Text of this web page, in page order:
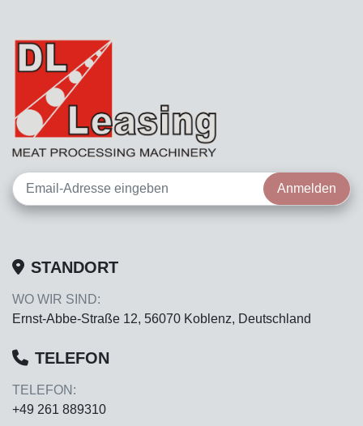
Anmelden
STANDORT
WO WIR SIND:
Ernst-Abbe-Straße 12, 56070 Koblenz, Deutschland
TELEFON
TELEFON:
+49 261 889310